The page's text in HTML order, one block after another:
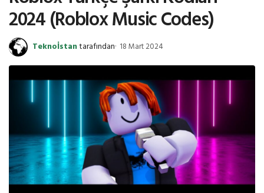
2024 (Roblox Music Codes)
Teknoİstantarafından 18 Mart 2024